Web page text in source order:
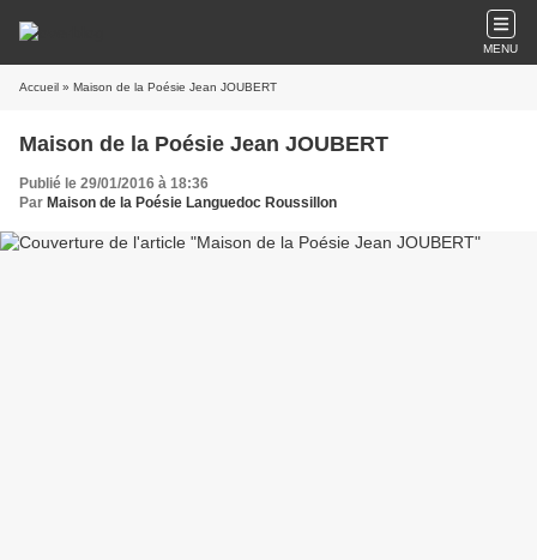
MENU
Accueil » Maison de la Poésie Jean JOUBERT
Maison de la Poésie Jean JOUBERT
Publié le 29/01/2016 à 18:36
Par Maison de la Poésie Languedoc Roussillon